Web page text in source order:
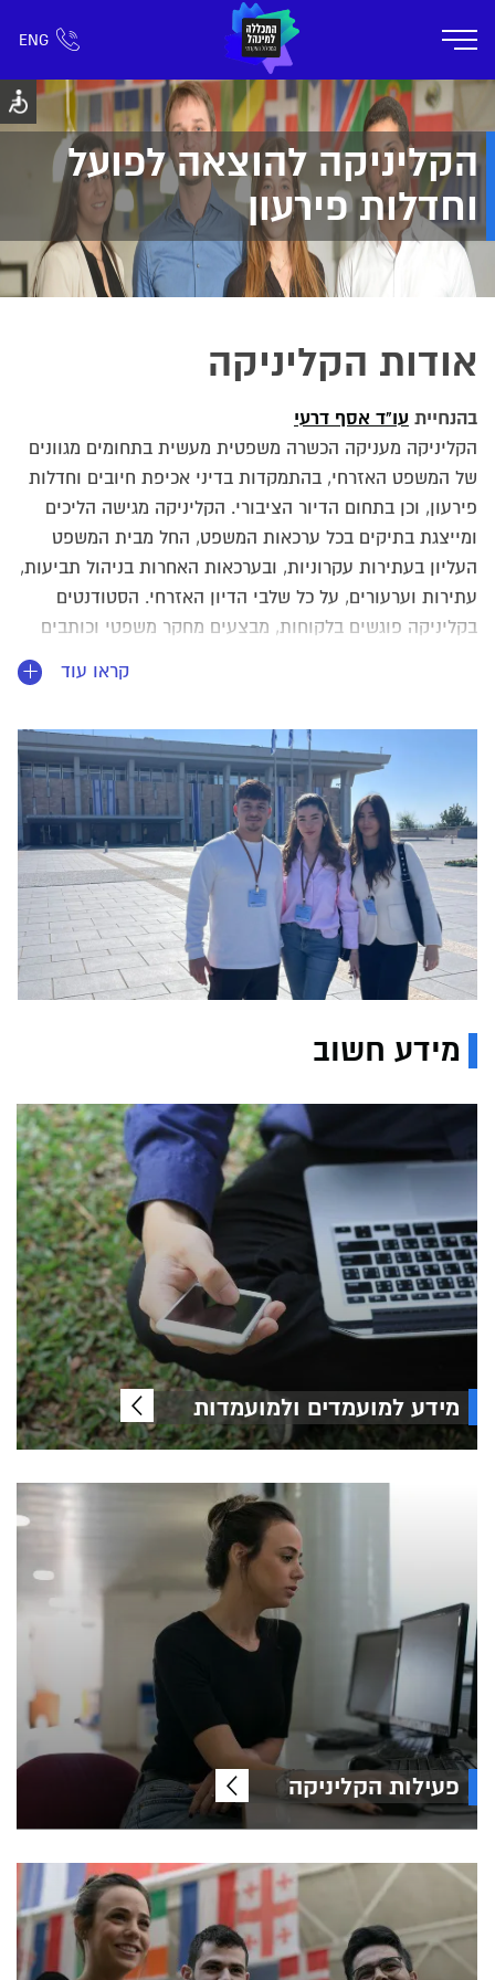
ENG
חפש כל דבר רישום ומידע אזור אישי
אודות תוכניות הלימוד קמפוס דימונה חיי
הקליניקה להוצאה לפועל
וחדלות פירעון
אודות הקליניקה
בהנחיית עו"ד אסף דרעי
הקליניקה מעניקה הכשרה משפטית מעשית בתחומים מגוונים
של המשפט האזרחי, בהתמקדות בדיני אכיפת חיובים וחדלות
פירעון, וכן בתחום הדיור הציבורי. הקליניקה מגישה הליכים
ומייצגת בתיקים בכל ערכאות המשפט, החל מבית המשפט
העליון בעתירות עקרוניות, ובערכאות האחרות בניהול תביעות,
עתירות וערעורים, על כל שלבי הדיון האזרחי. הסטודנטים
בקליניקה פוגשים בלקוחות, מבצעים מחקר משפטי וכותבים
כתבי בי-דין כגון כתבי תביעה והגנה, בקשות ביניים, תצהירים,
הקליניקה אף פועלת בשדות פעולה נוספים כגון קידום יוזמות
חקיקה, במסגרתן הסטודנטים מבצעים מחקר משפטי, כותבים
הצעות חוק, נפגשים עם חברי כנסת ומקדמים את הצעות
החוק תוך השתתפות פעילה בוועדות הכנסת מומלץ להעביר
תמונה חדשה באיכות טובה.
קראו עוד
מידע חשוב
מידע למועמדים ולמועמדות
פעילות הקליניקה